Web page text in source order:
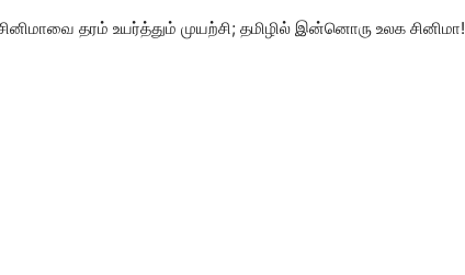
தரம் உயர்த்தும் முயற்சி; தமிழில் இன்னொரு உலக சினிமா!